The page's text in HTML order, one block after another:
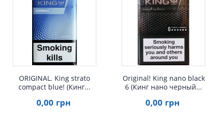
Быстрый просмотр
ORIGINAL. King strato
compact blue! (Кинг...
0,00 грн
Быстрый просмотр
Original! King nano black
6 (Кинг нано черный...
0,00 грн